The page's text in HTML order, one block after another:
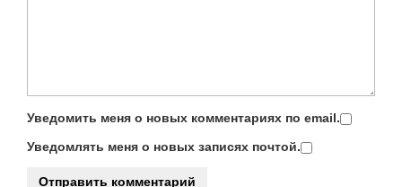
Уведомить меня о новых комментариях по email.
Уведомлять меня о новых записях почтой.